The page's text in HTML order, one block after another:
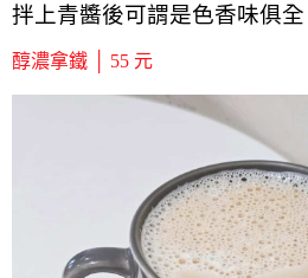
拌上青醬後可謂是色香味俱全
醇濃拿鐵 │ 55 元